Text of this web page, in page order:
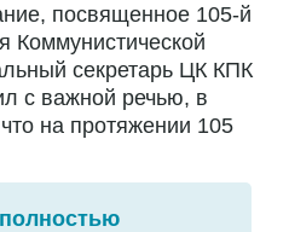
посвященное 105-й
Коммунистической
секретарь ЦК КПК
с важной речью, в
на протяжении 105